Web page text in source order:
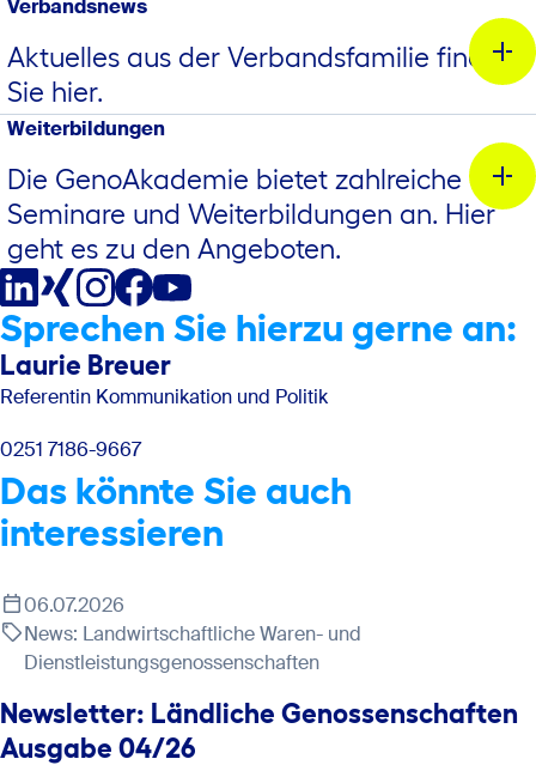
Welche steuerlichen Änderungen oder Besonderheiten
gelten bei Agri-Photovoltaikanlagen?
EU-Bürger
Für Bürger des Europäischen Wirtschaftsraums (EWR)
sowie
Nicht-EU-Bürger
Die Bürger aus den Drittstaaten
Aufenthaltstitel
Welche Schwerpunkte betreuen Sie?
Verbandsnews
Aktuelles aus der Verbandsfamilie finden
Sie hier.
Gemeinsam für mehr Klimaresilienz und Biodiversität
Weiterbildungen
Die GenoAkademie bietet zahlreiche
Seminare und Weiterbildungen an. Hier
geht es zu den Angeboten.
Hier geht’s zur Anmeldung und den
Veranstaltungsdetails.
Sprechen Sie hierzu gerne an:
Laurie Breuer
Referentin Kommunikation und Politik
0251 7186-9667
Das könnte Sie auch
interessieren
06.07.2026
News: Landwirtschaftliche Waren- und
Dienstleistungsgenossenschaften
Newsletter: Ländliche Genossenschaften
Ausgabe 04/26